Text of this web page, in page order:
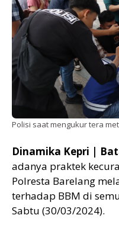
Polisi saat mengukur tera
Dinamika Kepri |
adanya praktek
Polresta Barelang
terhadap BBM di
Sabtu (30/03/2024).